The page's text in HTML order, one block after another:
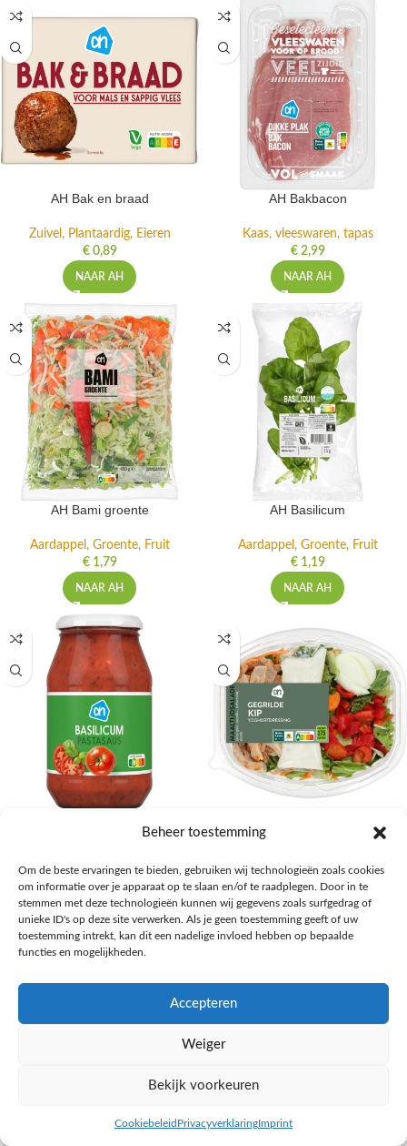
Beheer toestemming
Om de beste ervaringen te bieden, gebruiken wij technologieën zoals cookies
om informatie over je apparaat op te slaan en/of te raadplegen. Door in te
stemmen met deze technologieën kunnen wij gegevens zoals surfgedrag of
unieke ID's op deze site verwerken. Als je geen toestemming geeft of uw
toestemming intrekt, kan dit een nadelige invloed hebben op bepaalde
functies en mogelijkheden.
Accepteren
Weiger
Bekijk voorkeuren
Cookiebeleid PrivacyverklaringImprint
AH Bak en braad
Zuivel, Plantaardig, Eieren
€0,89
NAAR AH
AH Bakbacon
Kaas, vleeswaren, tapas
€2,99
NAAR AH
AH Bami groente
Aardappel, Groente, Fruit
€1,79
NAAR AH
AH Basilicum
Aardappel, Groente, Fruit
€1,19
NAAR AH
€1,59
NAAR AH
Salades,Pizza, Maaltijden
€3,39
NAAR AH